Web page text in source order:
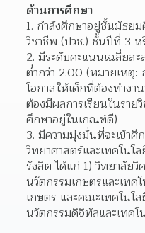
ด้านการศึกษา
กำลังศึกษาอยู่ชั้นมัธย
วิชาชีพ (ปวช.) ชั้นปีที่ 3 ห
มีระดับคะแนนเฉลี่ยส
ต่ำกว่า 2.00 (หมายเหตุ
โอกาสให้เด็กที่ต้องทำง
ต้องมีผลการเรียนในราย
ศึกษาอยู่ในเกณฑ์ดี)
มีความมุ่งมั่นที่จะเข้า
วิทยาศาสตร์และเทคโนโ
รังสิต ได้แก่ 1) วิทยาลัย
นวัตกรรมเกษตรและเท
เกษตร และคณะเทคโนโ
นวัตกรรมดิจิทัลและเทคโ